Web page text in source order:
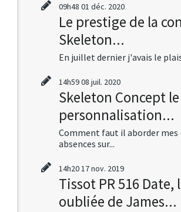
09h48 01 déc. 2020
Le prestige de la
Skeleton...
En juillet dernier j'avais le
14h5908 juil. 2020
Skeleton Concept
personnalisation...
Comment faut il aborder mes
absences sur...
14h2017nov. 2019
Tissot PR 516
oubliée de James...